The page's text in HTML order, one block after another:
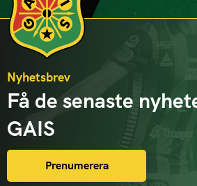
Nyhetsbrev
Få de senaste
GAIS
Prenumerera